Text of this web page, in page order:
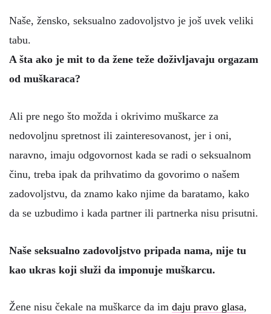
Naše, žensko, seksualno zadovoljstvo je još uvek veliki
tabu.
A šta ako je mit to da žene teže doživljavaju orgazam
od muškaraca?
Ali pre nego što možda i okrivimo muškarce za
nedovoljnu spretnost ili zainteresovanost, jer i oni,
naravno, imaju odgovornost kada se radi o seksualnom
činu, treba ipak da prihvatimo da govorimo o našem
zadovoljstvu, da znamo kako njime da baratamo, kako
da se uzbudimo i kada partner ili partnerka nisu prisutni.
Naše seksualno zadovoljstvo pripada nama, nije tu
kao ukras koji služi da imponuje muškarcu.
Žene nisu čekale na muškarce da im daju pravo glasa,